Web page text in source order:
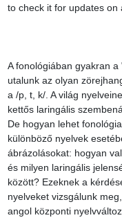
to check it for updates on
A fonológiában gyakran
utalunk az olyan
a /p, t, k/. A világ
kettős laringális
De hogyan lehet
különböző nyelvek
ábrázolásokat: hogyan
és milyen laringális
között? Ezeknek a
nyelveket vizsgálunk
angol központi